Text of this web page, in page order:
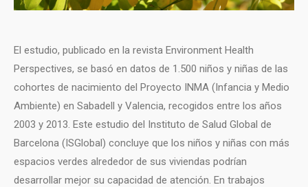
El estudio, publicado en la revista Environment Health
Perspectives, se basó en datos de 1.500 niños y niñas de las
cohortes de nacimiento del Proyecto INMA (Infancia y Medio
Ambiente) en Sabadell y Valencia, recogidos entre los años
2003 y 2013. Este estudio del Instituto de Salud Global de
Barcelona (ISGlobal) concluye que los niños y niñas con más
espacios verdes alrededor de sus viviendas podrían
desarrollar mejor su capacidad de atención. En trabajos